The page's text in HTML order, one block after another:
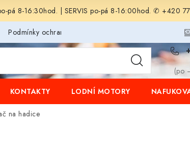
pá 8-16:30hod. | SERVIS po-pá 8-16:00hod. ✆ +420
Podmínky ochrany osobních údajů
(po
KONTAKTY LODNÍ MOTORY
na hadice